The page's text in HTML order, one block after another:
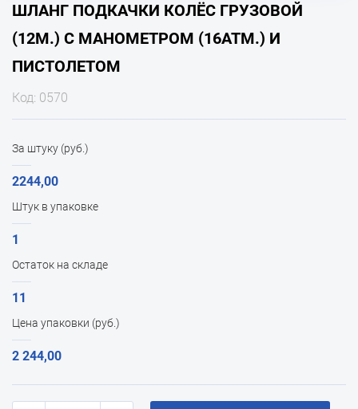
ШЛАНГ ПОДКАЧКИ КОЛЁС ГРУЗОВОЙ
(12М.) С МАНОМЕТРОМ (16АТМ.) И
ПИСТОЛЕТОМ
Код: 0570
За штуку (руб.)
2244,00
Штук в упаковке
1
Остаток на складе
11
Цена упаковки (руб.)
2 244,00